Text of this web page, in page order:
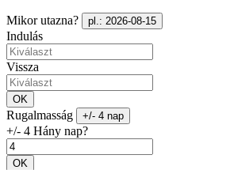
Mikor utazna? pl.: 2026-08-15
Indulás
Vissza
OK
Rugalmasság +/- 4 nap
+/- 4 Hány nap?
OK